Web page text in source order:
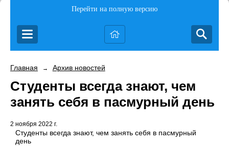
Перейти на полную версию
Главная → Архив новостей
Студенты всегда знают, чем
занять себя в пасмурный день
2 ноября 2022 г.
Студенты всегда знают, чем занять себя в пасмурный
день